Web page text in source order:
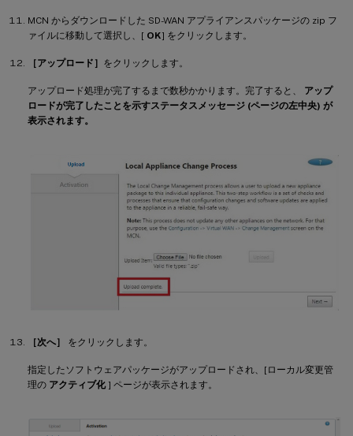
MCN からダウンロードした SD-WAN アプライアンスパッケージの zip フ
ァイルに移動して選択し、[ OK] をクリックします。
［アップロード］ をクリックします。
アップロード処理が完了するまで数秒かかります。完了すると、 アップ
ロードが完了したことを示すステータスメッセージ (ページの左中央) が
表示されます。
［次へ］ をクリックします。
指定したソフトウェアパッケージがアップロードされ、[ローカル変更管
理の アクティブ化] ページが表示されます。